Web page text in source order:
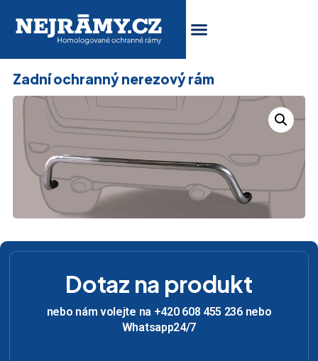
Zadní ochranný nerezový rám
Dotaz na produkt
nebo nám volejte na +420 608 455 236 nebo
Whatsapp24/7